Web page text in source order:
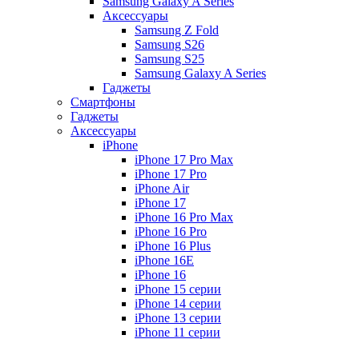
Аксессуары
Samsung Z Fold
Samsung S26
Samsung S25
Samsung Galaxy A Series
Гаджеты
Смартфоны
Гаджеты
Аксессуары
iPhone
iPhone 17 Pro Max
iPhone 17 Pro
iPhone Air
iPhone 17
iPhone 16 Pro Max
iPhone 16 Pro
iPhone 16 Plus
iPhone 16E
iPhone 16
iPhone 15 серии
iPhone 14 серии
iPhone 13 серии
iPhone 11 серии